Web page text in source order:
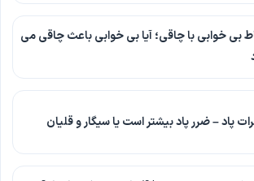
بی خوابی با چاقی؛ آیا بی خوابی باعث چاقی می
پاد – ضرر پاد بیشتر است یا سیگار و قلیان